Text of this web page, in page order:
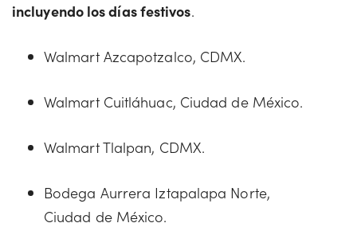
incluyendo los días festivos.
Walmart Azcapotzalco, CDMX.
Walmart Cuitláhuac, Ciudad de México.
Walmart Tlalpan, CDMX.
Bodega Aurrera Iztapalapa Norte,
Ciudad de México.